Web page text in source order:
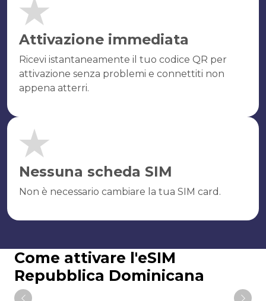
Attivazione immediata
Ricevi istantaneamente il tuo codice QR per
attivazione senza problemi e connettiti non
appena atterri.
Nessuna scheda SIM
Non è necessario cambiare la tua SIM card.
Come attivare l'eSIM
Repubblica Dominicana